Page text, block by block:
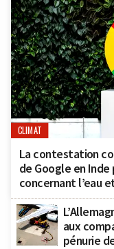
CLIMAT
La contestation
de Google en
concernant l’eau
aux
pénurie